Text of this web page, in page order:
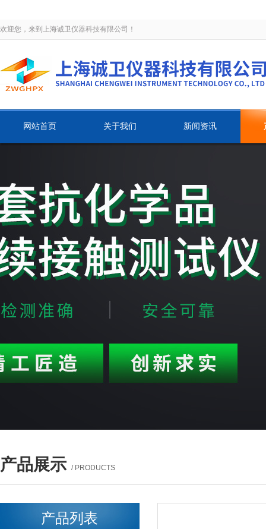
欢迎您，来到上海诚卫仪器科技有限公司！
网站首页 关于我们 新闻资讯
产品展示 / PRODUCTS
产品列表